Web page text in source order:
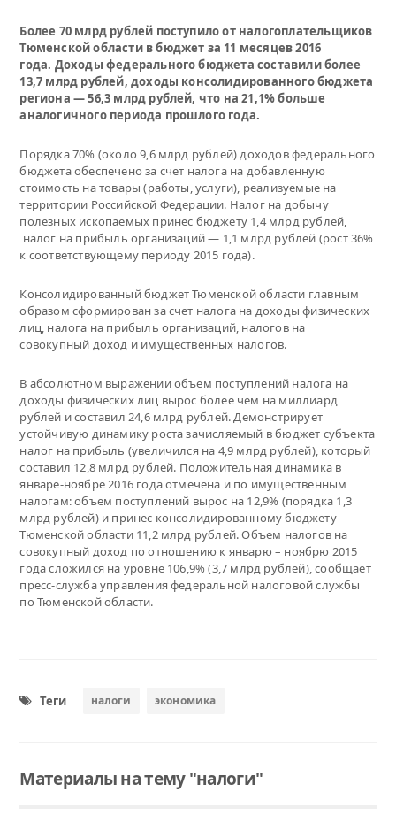
Более 70 млрд рублей поступило от налогоплательщиков
Тюменской области в бюджет за 11 месяцев 2016
года. Доходы федерального бюджета составили более
13,7 млрд рублей, доходы консолидированного бюджета
региона — 56,3 млрд рублей, что на 21,1% больше
аналогичного периода прошлого года.
Порядка 70% (около 9,6 млрд рублей) доходов федерального
бюджета обеспечено за счет налога на добавленную
стоимость на товары (работы, услуги), реализуемые на
территории Российской Федерации. Налог на добычу
полезных ископаемых принес бюджету 1,4 млрд рублей,
налог на прибыль организаций — 1,1 млрд рублей (рост 36%
к соответствующему периоду 2015 года).
Консолидированный бюджет Тюменской области главным
образом сформирован за счет налога на доходы физических
лиц, налога на прибыль организаций, налогов на
совокупный доход и имущественных налогов.
В абсолютном выражении объем поступлений налога на
доходы физических лиц вырос более чем на миллиард
рублей и составил 24,6 млрд рублей. Демонстрирует
устойчивую динамику роста зачисляемый в бюджет субъекта
налог на прибыль (увеличился на 4,9 млрд рублей), который
составил 12,8 млрд рублей. Положительная динамика в
январе-ноябре 2016 года отмечена и по имущественным
налогам: объем поступлений вырос на 12,9% (порядка 1,3
млрд рублей) и принес консолидированному бюджету
Тюменской области 11,2 млрд рублей. Объем налогов на
совокупный доход по отношению к январю – ноябрю 2015
года сложился на уровне 106,9% (3,7 млрд рублей), сообщает
пресс-служба управления федеральной налоговой службы
по Тюменской области.
Теги налоги экономика
Материалы на тему "налоги"